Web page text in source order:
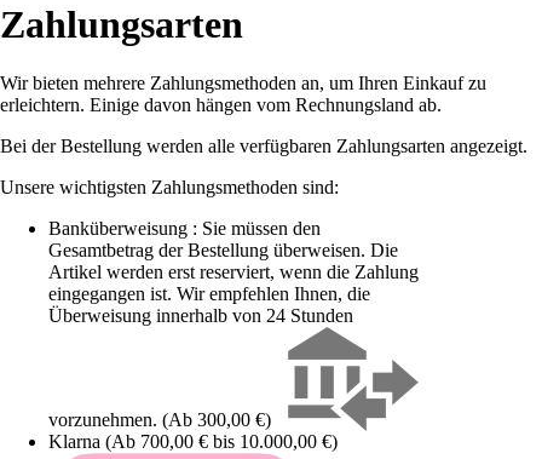
Zahlungsarten
Wir bieten mehrere Zahlungsmethoden an, um Ihren Einkauf zu
erleichtern. Einige davon hängen vom Rechnungsland ab.
Bei der Bestellung werden alle verfügbaren Zahlungsarten angezeigt.
Unsere wichtigsten Zahlungsmethoden sind:
Banküberweisung : Sie müssen den
Gesamtbetrag der Bestellung überweisen. Die
Artikel werden erst reserviert, wenn die Zahlung
eingegangen ist. Wir empfehlen Ihnen, die
Überweisung innerhalb von 24 Stunden
vorzunehmen. (Ab 300,00 €)
Klarna (Ab 700,00 € bis 10.000,00 €)